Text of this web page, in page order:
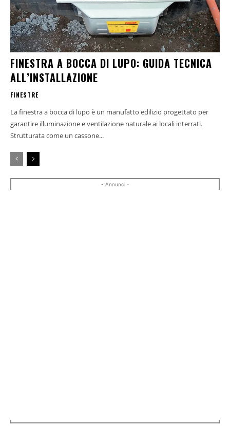
FINESTRA A BOCCA DI LUPO: GUIDA TECNICA
ALL’INSTALLAZIONE
FINESTRE
La finestra a bocca di lupo è un manufatto edilizio progettato per
garantire illuminazione e ventilazione naturale ai locali interrati.
Strutturata come un cassone...
- Annunci -